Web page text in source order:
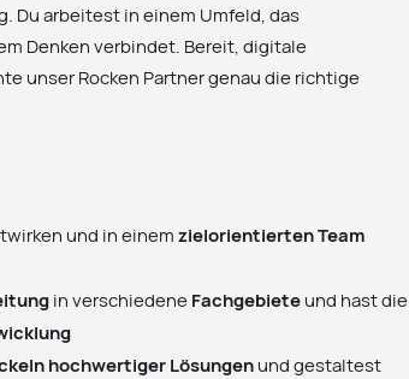
Du arbeitest in einem Umfeld, das
Denken verbindet. Bereit, digitale
unser Rocken Partner genau die richtige
und in einemzielorientierten Team
in verschiedene Fachgebiete und hast die
hochwertiger Lösungenund gestaltest